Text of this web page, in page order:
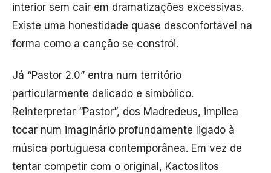
interior sem cair em dramatizações excessivas.
Existe uma honestidade quase desconfortável na
forma como a canção se constrói.
Já “Pastor 2.0” entra num território
particularmente delicado e simbólico.
Reinterpretar “Pastor”, dos Madredeus, implica
tocar num imaginário profundamente ligado à
música portuguesa contemporânea. Em vez de
tentar competir com o original, Kactoslitos